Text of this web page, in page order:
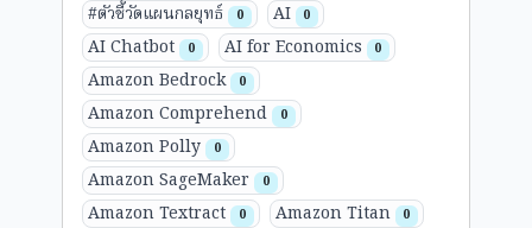
#ตัวชี้วัดแผนกลยุทธ์ 0 AI 0
AI Chatbot 0 AI for Economics 0
Amazon Bedrock 0
Amazon Comprehend 0
Amazon Polly 0
Amazon SageMaker 0
Amazon Textract 0 Amazon Titan 0